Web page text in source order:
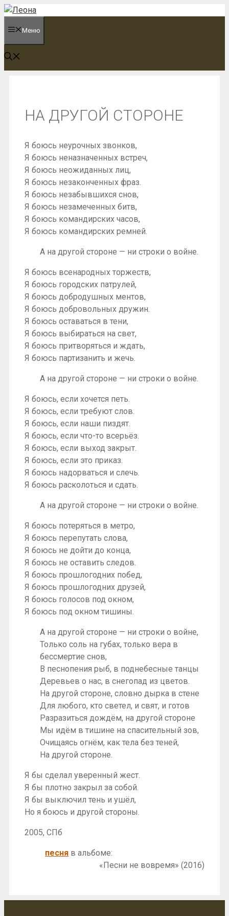
Перейти
содержимому
Меню
НА ДРУГОЙ СТОРОНЕ
Я боюсь неурочных звонков,
Я боюсь неназначенных встреч,
Я боюсь неожиданных лиц,
Я боюсь незаконченных фраз.
Я боюсь незабывшихся снов,
Я боюсь незамеченных битв,
Я боюсь командирских часов,
Я боюсь командирских ремней.
А на другой стороне — ни строки о войне.
Я боюсь всенародных торжеств,
Я боюсь городских патрулей,
Я боюсь добродушных ментов,
Я боюсь добровольных дружин.
Я боюсь оставаться в тени,
Я боюсь выбираться на свет,
Я боюсь притворяться и ждать,
Я боюсь партизанить и жечь.
А на другой стороне — ни строки о войне.
Я боюсь, если хочется петь.
Я боюсь, если требуют слов.
Я боюсь, если наши пиздят.
Я боюсь, если что-то всерьёз.
Я боюсь, если выход закрыт.
Я боюсь, если это приказ.
Я боюсь надорваться и слечь.
Я боюсь расколоться и сдать.
А на другой стороне — ни строки о войне.
Я боюсь потеряться в метро,
Я боюсь перепутать слова,
Я боюсь не дойти до конца,
Я боюсь не оставить следов.
Я боюсь прошлогодних побед,
Я боюсь прошлогодних друзей,
Я боюсь голосов под окном,
Я боюсь под окном тишины.
А на другой стороне — ни строки о войне,
Только соль на губах, только вера в
бессмертие снов,
В песнопения рыб, в поднебесные танцы
Деревьев о нас, в снегопад из цветов.
На другой стороне, словно дырка в стене
Для любого, кто светел, и свят, и готов
Разразиться дождём, на другой стороне
Мы идём в тишине на спасительный зов,
Очищаясь огнём, как тела без теней,
На другой стороне.
Я бы сделал уверенный жест.
Я бы плотно закрыл за собой.
Я бы выключил тень и ушёл,
Но я боюсь и другой стороны.
2005, СПб
песня в альбоме:
«Песни не вовремя» (2016)